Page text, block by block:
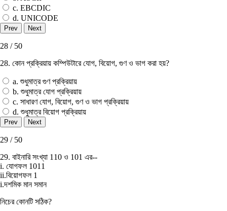
c. EBCDIC
d. UNICODE
28 / 50
28. কোন প্রক্রিয়ায় কম্পিউটারে যােগ, বিয়ােগ, গুণ ও ভাগ করা হয়?
a. শুধুমাত্র গুণ প্রক্রিয়ায়
b. শুধুমাত্র যােগ প্রক্রিয়ায়
c. সাধারণ যােগ, বিয়ােগ, গুণ ও ভাগ প্রক্রিয়ায়
d. শুধুমাত্র বিয়ােগ প্রক্রিয়ায়
29 / 50
29. বাইনারি সংখ্যা 110 ও 101 এর--
i. যােগফল 1011
ii.বিয়ােগফল 1
i.দশমিক মান সমান
নিচের কোনটি সঠিক?